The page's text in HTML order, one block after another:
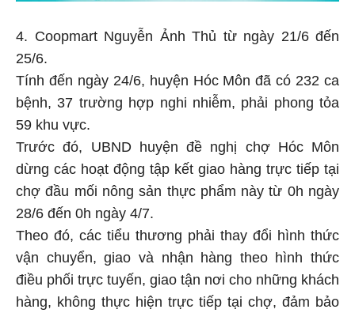
4. Coopmart Nguyễn Ảnh Thủ từ ngày 21/6 đến
25/6.
Tính đến ngày 24/6, huyện Hóc Môn đã có 232 ca
bệnh, 37 trường hợp nghi nhiễm, phải phong tỏa
59 khu vực.
Trước đó, UBND huyện đề nghị chợ Hóc Môn
dừng các hoạt động tập kết giao hàng trực tiếp tại
chợ đầu mối nông sản thực phẩm này từ 0h ngày
28/6 đến 0h ngày 4/7.
Theo đó, các tiểu thương phải thay đổi hình thức
vận chuyển, giao và nhận hàng theo hình thức
điều phối trực tuyến, giao tận nơi cho những khách
hàng, không thực hiện trực tiếp tại chợ, đảm bảo